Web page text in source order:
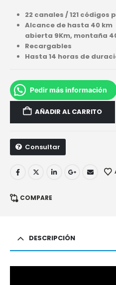
22 canales / 121 códigos
Alcance de hasta 40 km
abierta 9Km, montaña
Recargables
Hasta 14 horas de
Pedir más información
AÑADIR AL CARRITO
Consultar
COMPARE
DESCRIPCIÓN